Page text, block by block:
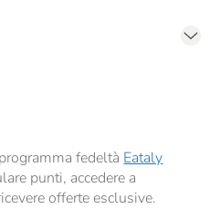
in caso di consenso prestato ai
fedeltà Eataly
punti, accedere a
offerte esclusive.